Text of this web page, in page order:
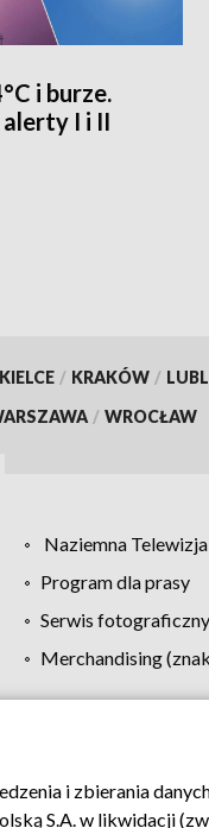
i burze.
I i II
KIELCE / KRAKÓW /
/ WROCŁAW
Naziemna
Program dla prasy
Serwis fotograficzny
Merchandising
Biuro reklamy
i zbierania
S.A. w likwidacji